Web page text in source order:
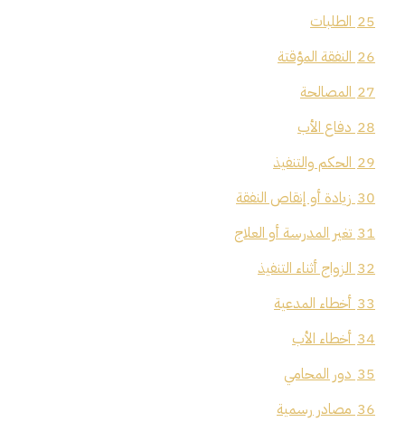
25 الطلبات
26 النفقة المؤقتة
27 المصالحة
28 دفاع الأب
29 الحكم والتنفيذ
30 زيادة أو إنقاص النفقة
31 تغير المدرسة أو العلاج
32 الزواج أثناء التنفيذ
33 أخطاء المدعية
34 أخطاء الأب
35 دور المحامي
36 مصادر رسمية